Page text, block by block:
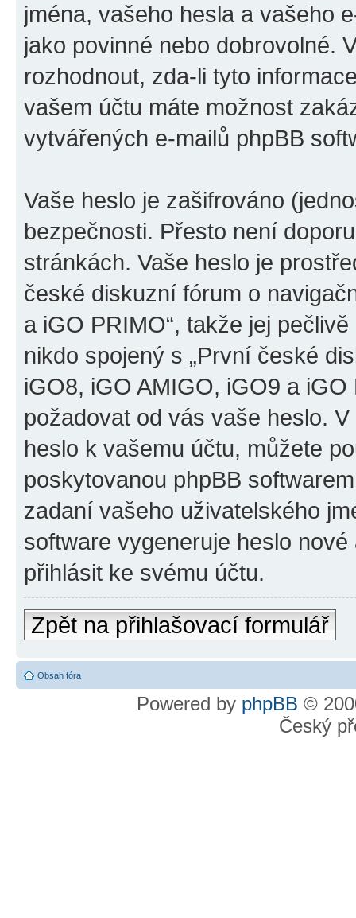
jména, vašeho hesla a vašeho
jako povinné nebo dobrovolné.
rozhodnout, zda-li tyto
vašem účtu máte možnost
vytvářených e-mailů phpBB
Vaše heslo je zašifrováno
bezpečnosti. Přesto není
stránkách. Vaše heslo je
české diskuzní fórum o
a iGO PRIMO“, takže jej
nikdo spojený s „První české
iGO8, iGO AMIGO, iGO9 a
požadovat od vás vaše heslo.
heslo k vašemu účtu, můžete
poskytovanou phpBB
zadaní vašeho uživatelského
software vygeneruje heslo
přihlásit ke svému účtu.
Zpět na přihlašovací formulář
Obsah fóra
Powered by phpBB ©
Český